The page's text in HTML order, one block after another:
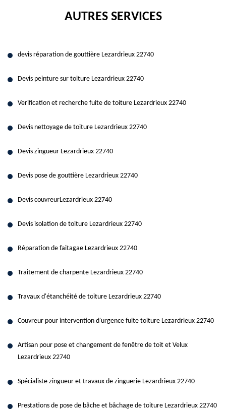
AUTRES SERVICES
devis réparation de gouttière Lezardrieux 22740
Devis peinture sur toiture Lezardrieux 22740
Verification et recherche fuite de toiture Lezardrieux 22740
Devis nettoyage de toiture Lezardrieux 22740
Devis zingueur Lezardrieux 22740
Devis pose de gouttière Lezardrieux 22740
Devis couvreurLezardrieux 22740
Devis isolation de toiture Lezardrieux 22740
Réparation de faitagae Lezardrieux 22740
Traitement de charpente Lezardrieux 22740
Travaux d'étanchéité de toiture Lezardrieux 22740
Couvreur pour intervention d'urgence fuite toiture Lezardrieux 22740
Artisan pour pose et changement de fenêtre de toit et Velux
Lezardrieux 22740
Spécialiste zingueur et travaux de zinguerie Lezardrieux 22740
Prestations de pose de bâche et bâchage de toiture Lezardrieux 22740